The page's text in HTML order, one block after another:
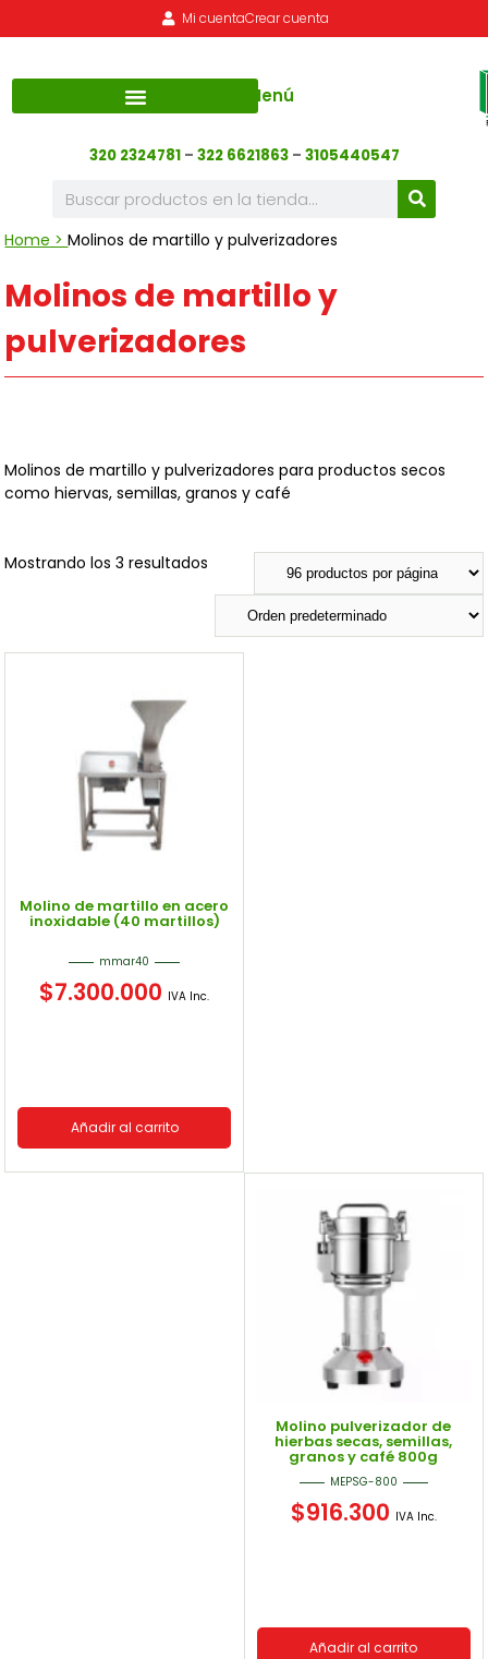
Mi cuentaCrear cuenta
Menú
320 2324781– 322 6621863 – 3105440547
Home >Molinos de martillo y pulverizadores
Molinos de martillo y
pulverizadores
Molinos de martillo y pulverizadores para productos secos
como hiervas, semillas, granos y café
Mostrando los 3 resultados
Molino de martillo en acero
inoxidable (40 martillos)
mmar40
$7.300.000 IVA Inc.
Añadir al carrito
Molino pulverizador de
hierbas secas, semillas,
granos y café 800g
MEPSG-800
$916.300 IVA Inc.
Añadir al carrito